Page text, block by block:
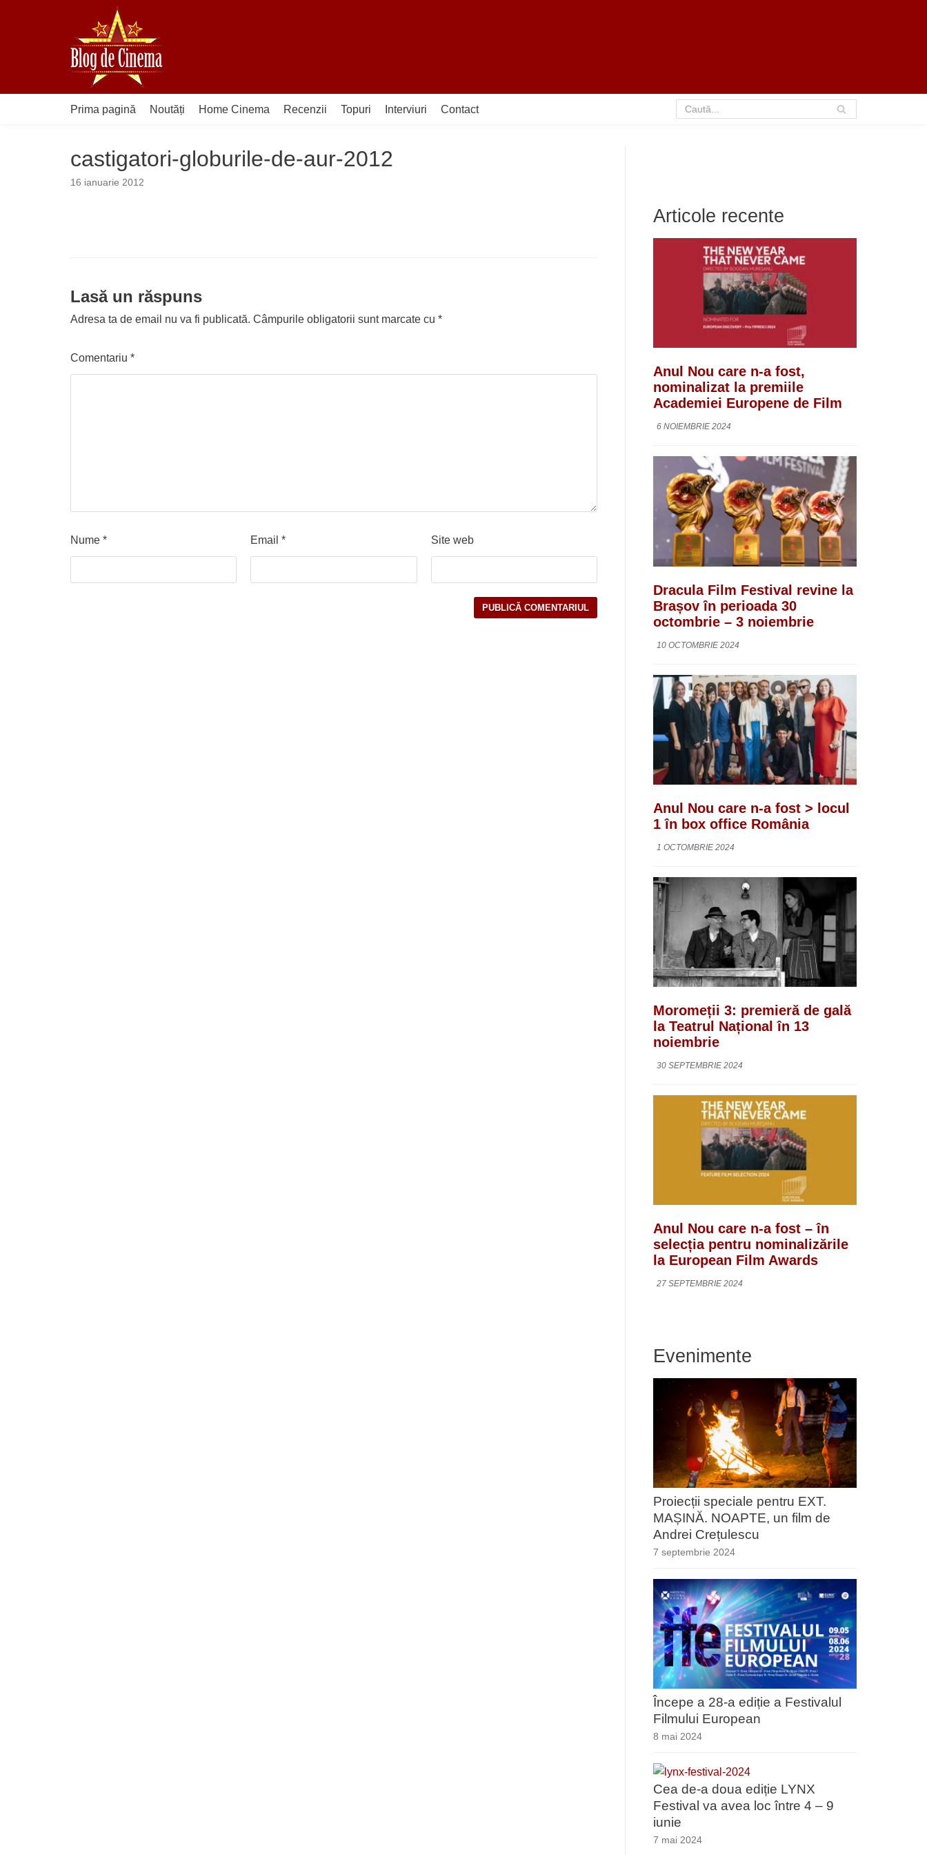
Prima pagină Noutăți Home Cinema Recenzii Topuri Interviuri Contact
castigatori-globurile-de-aur-2012
16 ianuarie 2012
Lasă un răspuns
Adresa ta de email nu va fi publicată. Câmpurile obligatorii sunt marcate cu *
Comentariu *
Nume * Email* Site web
Articole recente
Anul Nou care n-a fost,
nominalizat la premiile
Academiei Europene de Film
6 NOIEMBRIE 2024
Dracula Film Festival revine la
Brașov în perioada 30
octombrie – 3 noiembrie
10 OCTOMBRIE 2024
Anul Nou care n-a fost > locul
1 în box office România
1 OCTOMBRIE 2024
Moromeții 3: premieră de gală
la Teatrul Național în 13
noiembrie
30 SEPTEMBRIE 2024
Anul Nou care n-a fost – în
selecția pentru nominalizările
la European Film Awards
27 SEPTEMBRIE 2024
Evenimente
Proiecții speciale pentru EXT.
MAȘINĂ. NOAPTE, un film de
Andrei Crețulescu
7 septembrie 2024
Începe a 28-a ediție a Festivalul
Filmului European
8 mai 2024
Cea de-a doua ediție LYNX
Festival va avea loc între 4 – 9
iunie
7 mai 2024